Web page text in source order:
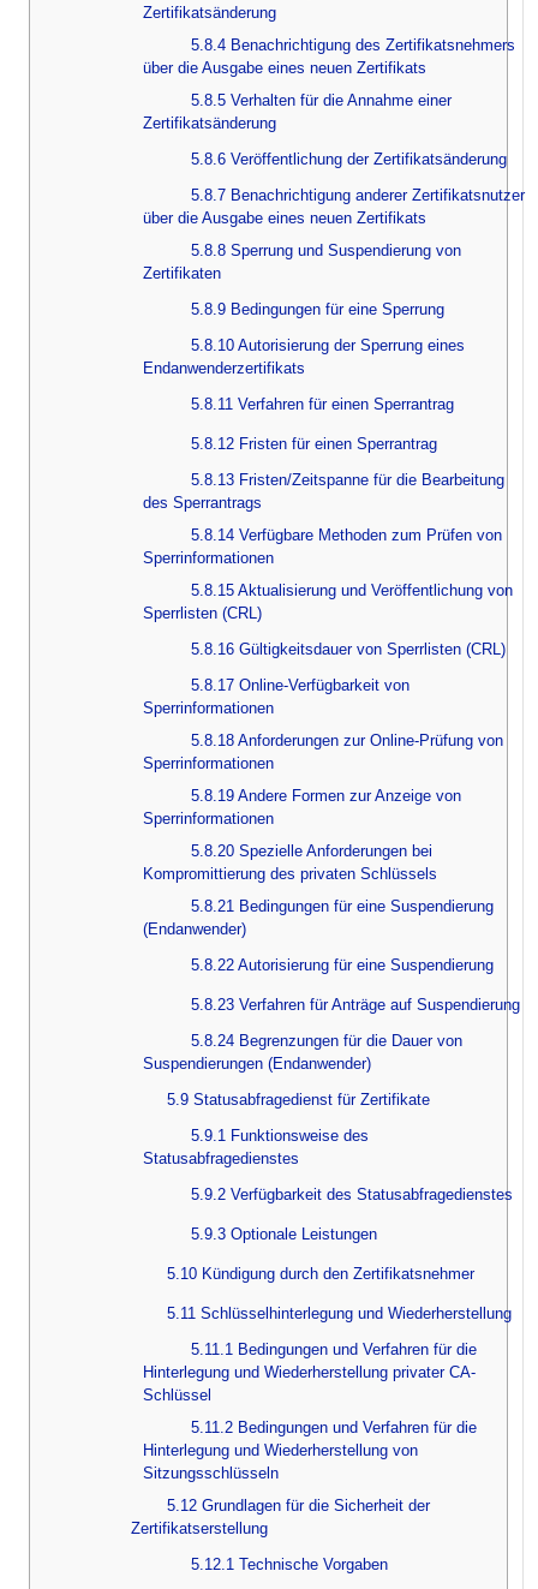
Zertifikatsänderung
5.8.4 Benachrichtigung des Zertifikatsnehmers
über die Ausgabe eines neuen Zertifikats
5.8.5 Verhalten für die Annahme einer
Zertifikatsänderung
5.8.6 Veröffentlichung der Zertifikatsänderung
5.8.7 Benachrichtigung anderer Zertifikatsnutzer
über die Ausgabe eines neuen Zertifikats
5.8.8 Sperrung und Suspendierung von
Zertifikaten
5.8.9 Bedingungen für eine Sperrung
5.8.10 Autorisierung der Sperrung eines
Endanwenderzertifikats
5.8.11 Verfahren für einen Sperrantrag
5.8.12 Fristen für einen Sperrantrag
5.8.13 Fristen/Zeitspanne für die Bearbeitung
des Sperrantrags
5.8.14 Verfügbare Methoden zum Prüfen von
Sperrinformationen
5.8.15 Aktualisierung und Veröffentlichung von
Sperrlisten (CRL)
5.8.16 Gültigkeitsdauer von Sperrlisten (CRL)
5.8.17 Online-Verfügbarkeit von
Sperrinformationen
5.8.18 Anforderungen zur Online-Prüfung von
Sperrinformationen
5.8.19 Andere Formen zur Anzeige von
Sperrinformationen
5.8.20 Spezielle Anforderungen bei
Kompromittierung des privaten Schlüssels
5.8.21 Bedingungen für eine Suspendierung
(Endanwender)
5.8.22 Autorisierung für eine Suspendierung
5.8.23 Verfahren für Anträge auf Suspendierung
5.8.24 Begrenzungen für die Dauer von
Suspendierungen (Endanwender)
5.9 Statusabfragedienst für Zertifikate
5.9.1 Funktionsweise des
Statusabfragedienstes
5.9.2 Verfügbarkeit des Statusabfragedienstes
5.9.3 Optionale Leistungen
5.10 Kündigung durch den Zertifikatsnehmer
5.11 Schlüsselhinterlegung und Wiederherstellung
5.11.1 Bedingungen und Verfahren für die
Hinterlegung und Wiederherstellung privater CA-
Schlüssel
5.11.2 Bedingungen und Verfahren für die
Hinterlegung und Wiederherstellung von
Sitzungsschlüsseln
5.12 Grundlagen für die Sicherheit der
Zertifikatserstellung
5.12.1 Technische Vorgaben